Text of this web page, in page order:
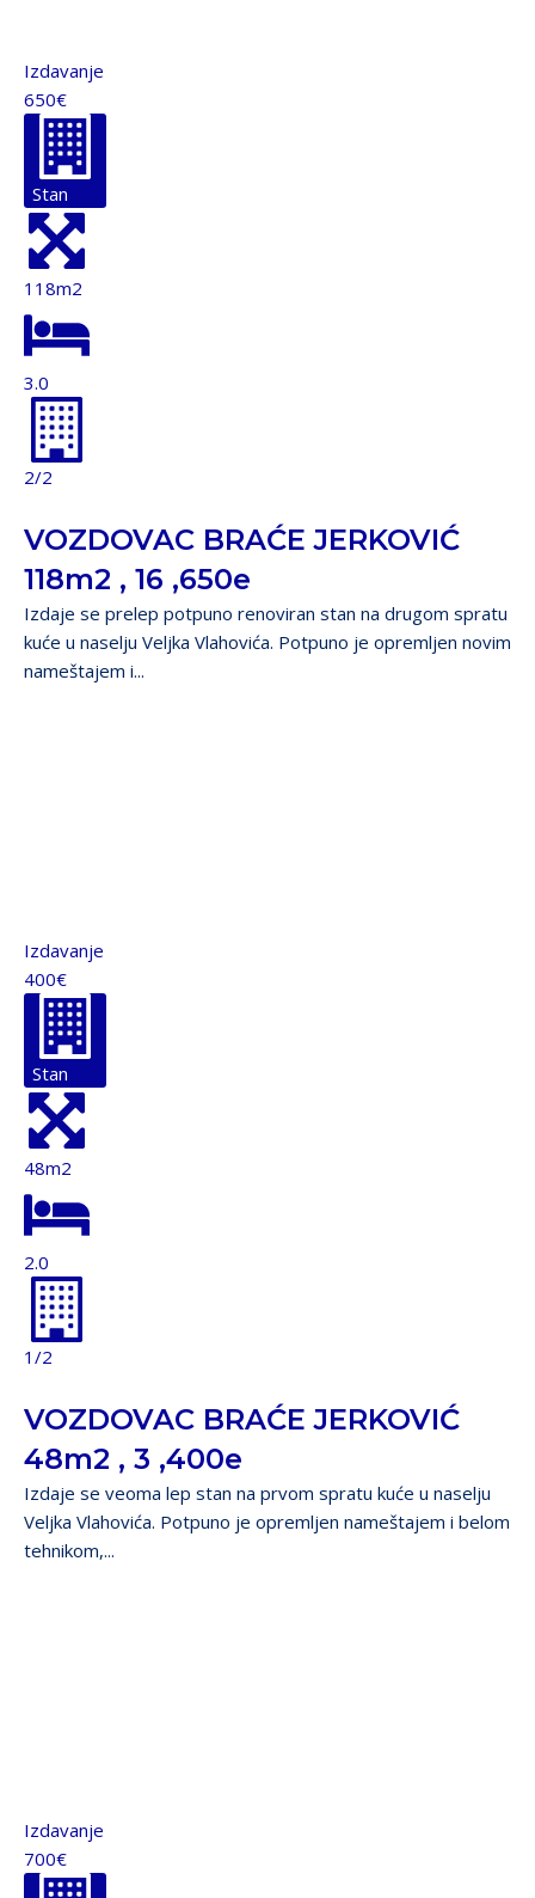
Izdavanje
650€
Stan
118m2
3.0
2/2
VOZDOVAC BRAĆE JERKOVIĆ
118m2 , 16 ,650e
Izdaje se prelep potpuno renoviran stan na drugom spratu
kuće u naselju Veljka Vlahovića. Potpuno je opremljen novim
nameštajem i...
Izdavanje
400€
Stan
48m2
2.0
1/2
VOZDOVAC BRAĆE JERKOVIĆ
48m2 , 3 ,400e
Izdaje se veoma lep stan na prvom spratu kuće u naselju
Veljka Vlahovića. Potpuno je opremljen nameštajem i belom
tehnikom,...
Izdavanje
700€